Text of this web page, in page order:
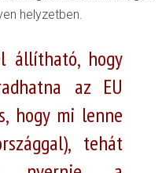
helyzetben.
állítható, hogy
az EU
hogy mi lenne
tehát